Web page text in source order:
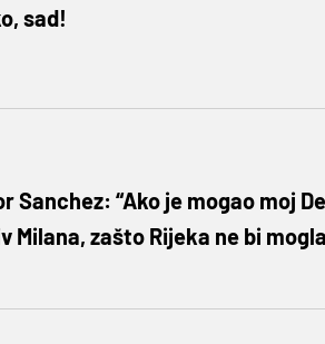
sad!
Sanchez: “Ako je mogao moj
Milana, zašto Rijeka ne bi